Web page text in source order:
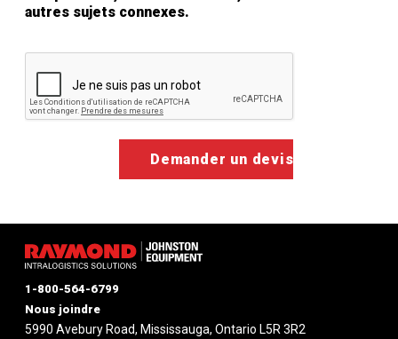
autres sujets connexes.
1-800-564-6799
Nous joindre
5990 Avebury Road, Mississauga, Ontario L5R 3R2